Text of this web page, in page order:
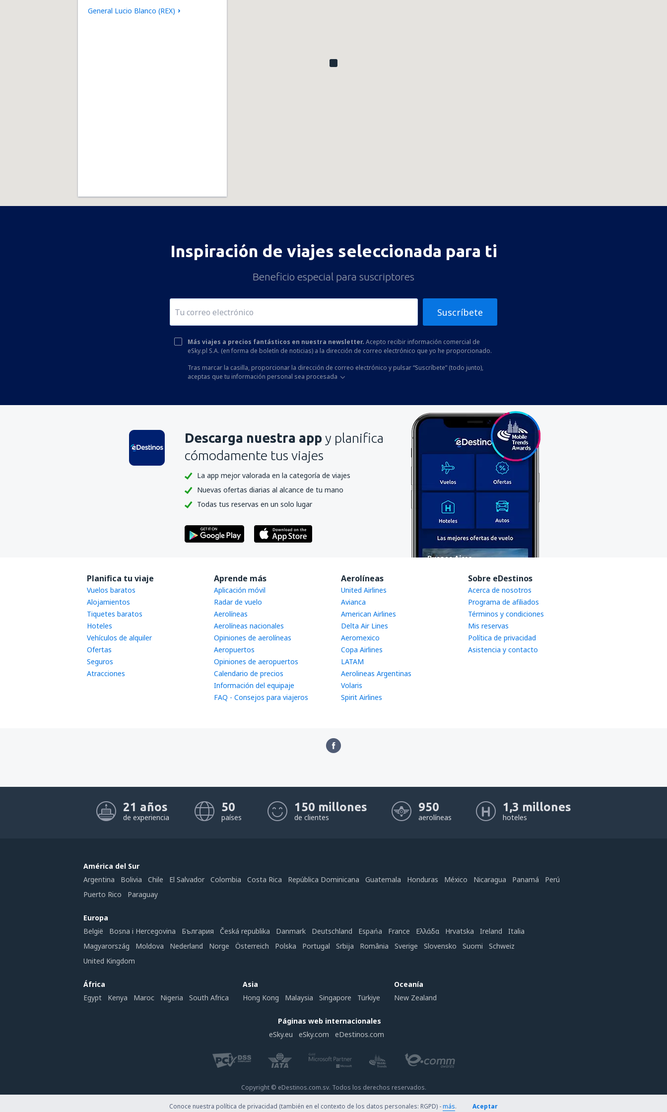
General Lucio Blanco (REX)
Inspiración de viajes seleccionada para ti
Beneficio especial para suscriptores
Suscríbete
Más viajes a precios fantásticos en nuestra newsletter. Acepto recibir información comercial de
eSky.pl S.A. (en forma de boletín de noticias) a la dirección de correo electrónico que yo he proporcionado.
Tras marcar la casilla, proporcionar la dirección de correo electrónico y pulsar “Suscríbete” (todo junto),
aceptas que tu información personal sea procesada
Descarga nuestra app y planifica
cómodamente tus viajes
La app mejor valorada en la categoría de viajes
Nuevas ofertas diarias al alcance de tu mano
Todas tus reservas en un solo lugar
Planifica tu viaje
Vuelos baratos
Alojamientos
Tiquetes baratos
Hoteles
Vehículos de alquiler
Ofertas
Seguros
Atracciones
Aprende más
Aplicación móvil
Radar de vuelo
Aerolíneas
Aerolíneas nacionales
Opiniones de aerolíneas
Aeropuertos
Opiniones de aeropuertos
Calendario de precios
Información del equipaje
FAQ - Consejos para viajeros
Aerolíneas
United Airlines
Avianca
American Airlines
Delta Air Lines
Aeromexico
Copa Airlines
LATAM
Aerolineas Argentinas
Volaris
Spirit Airlines
Sobre eDestinos
Acerca de nosotros
Programa de afiliados
Términos y condiciones
Mis reservas
Política de privacidad
Asistencia y contacto
21 años
de experiencia
50
países
150 millones
de clientes
950
aerolíneas
1,3 millones
hoteles
América del Sur
Argentina
Bolivia Chile El Salvador Colombia Costa Rica República Dominicana Guatemala Honduras México Nicaragua Panamá
Perú
Puerto Rico
Paraguay
Europa
België
Bosna i Hercegovina България Česká republika Danmark Deutschland Espańa France Ελλάδα Hrvatska Ireland
Italia
Magyarország
Moldova Nederland Norge Österreich Polska Portugal Srbija România Sverige Slovensko Suomi
Schweiz
United Kingdom
África
Egypt
Kenya Maroc Nigeria South Africa
Asia
Hong Kong
Malaysia Singapore Türkiye
Oceanía
New Zealand
Páginas web internacionales
eSky.eu
eSky.com eDestinos.com
Copyright © eDestinos.com.sv. Todos los derechos reservados.
Conoce nuestra política de privacidad (también en el contexto de los datos personales: RGPD) -más. Aceptar